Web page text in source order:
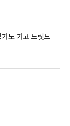
도 가고 느릿느